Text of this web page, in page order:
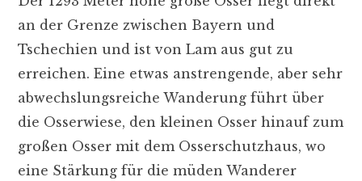
an der Grenze zwischen Bayern und
Tschechien und ist von Lam aus gut zu
erreichen. Eine etwas anstrengende, aber sehr
abwechslungsreiche Wanderung führt über
die Osserwiese, den kleinen Osser hinauf zum
großen Osser mit dem Osserschutzhaus, wo
eine Stärkung für die müden Wanderer